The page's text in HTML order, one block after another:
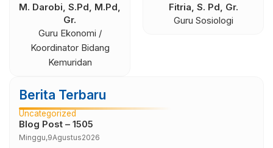
M. Darobi, S.Pd, M.Pd,
Gr.
Guru Ekonomi /
Koordinator Bidang
Kemuridan
Fitria, S. Pd, Gr.
Guru Sosiologi
Berita Terbaru
Uncategorized
Blog Post – 1505
Minggu,9Agustus2026